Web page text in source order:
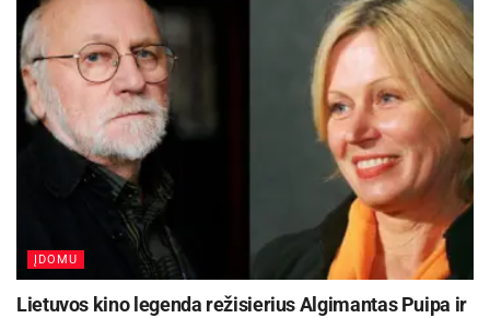
ĮDOMU
Lietuvos kino legenda režisierius Algimantas Puipa ir